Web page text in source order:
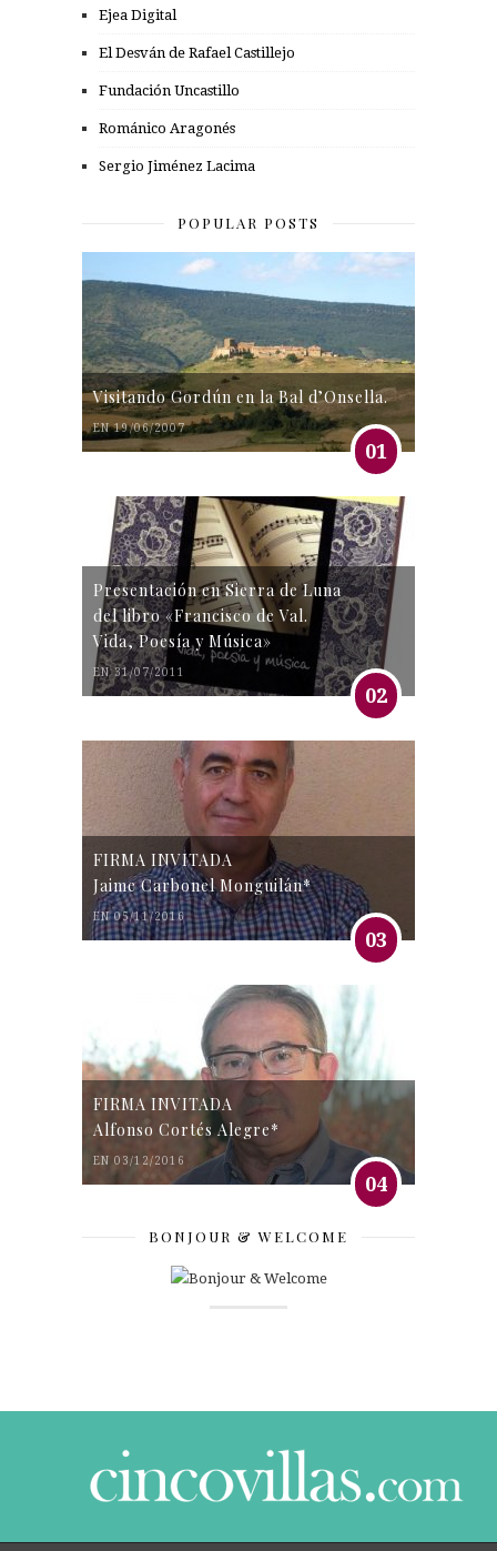
Ejea Digital
El Desván de Rafael Castillejo
Fundación Uncastillo
Románico Aragonés
Sergio Jiménez Lacima
POPULAR POSTS
Visitando Gordún en la Bal d’Onsella.
EN 19/06/2007
01
Presentación en Sierra de Luna
del libro «Francisco de Val.
Vida, Poesía y Música»
EN 31/07/2011
02
FIRMA INVITADA
Jaime Carbonel Monguilán*
EN 05/11/2016
03
FIRMA INVITADA
Alfonso Cortés Alegre*
EN 03/12/2016
04
BONJOUR & WELCOME